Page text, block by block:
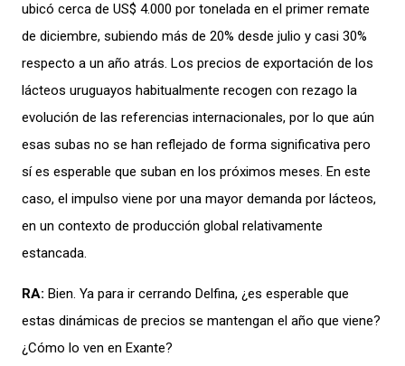
ubicó cerca de US$ 4.000 por tonelada en el primer remate
de diciembre, subiendo más de 20% desde julio y casi 30%
respecto a un año atrás. Los precios de exportación de los
lácteos uruguayos habitualmente recogen con rezago la
evolución de las referencias internacionales, por lo que aún
esas subas no se han reflejado de forma significativa pero
sí es esperable que suban en los próximos meses. En este
caso, el impulso viene por una mayor demanda por lácteos,
en un contexto de producción global relativamente
estancada.
RA: Bien. Ya para ir cerrando Delfina, ¿es esperable que
estas dinámicas de precios se mantengan el año que viene?
¿Cómo lo ven en Exante?